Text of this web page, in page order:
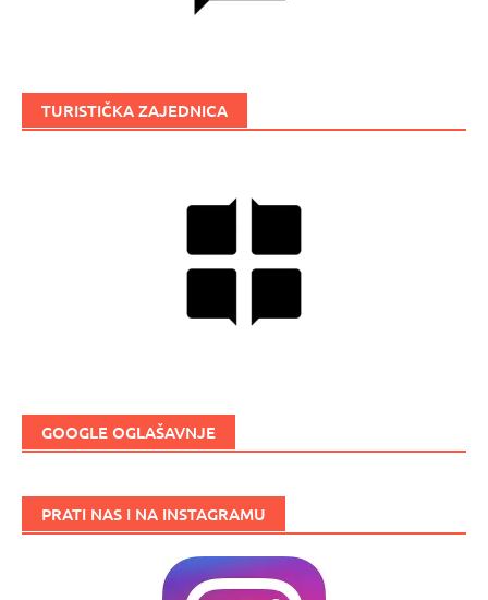
TURISTIČKA ZAJEDNICA
GOOGLE OGLAŠAVNJE
PRATI NAS I NA INSTAGRAMU